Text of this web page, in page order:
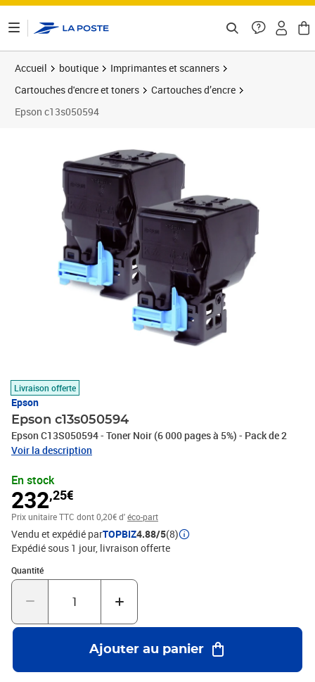
Accueil boutique
Imprimantes et scanners
Cartouches d'encre et toners
Cartouches d’encre
Epson c13s050594
Livraison offerte
Epson
Epson c13s050594
Epson C13S050594 - Toner Noir (6 000 pages à 5%) - Pack de 2
Voir la description
En stock
232,25€
Prix unitaire TTC dont 0,20€ d'éco-part
Vendu et expédié parTOPBIZ4.88/5(8)
Expédié sous 1 jour livraison offerte
Quantité
Quantité : 1
Ajouter au panier